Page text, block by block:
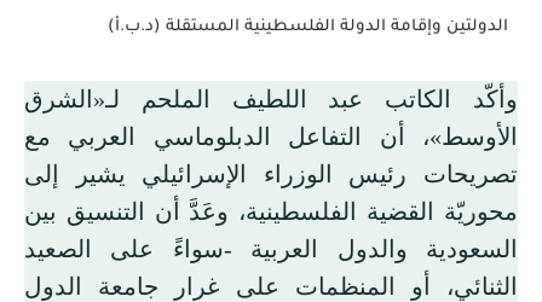
الدولتين وإقامة الدولة الفلسطينية المستقلة (د.ب.أ)
وأكّد الكاتب عبد اللطيف الملحم لـ«الشرق
الأوسط»، أن التفاعل الدبلوماسي العربي مع
تصريحات رئيس الوزراء الإسرائيلي يشير إلى
محوريّة القضية الفلسطينية، وعَدَّ أن التنسيق بين
السعودية والدول العربية -سواءً على الصعيد
الثنائي، أو المنظمات على غرار جامعة الدول